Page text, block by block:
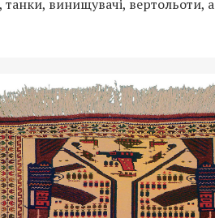
винищувачі, вертольоти, а